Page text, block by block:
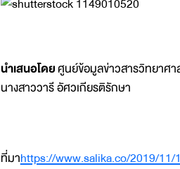
นำเสนอโดยศูนย์ข้อมูลข่าวสารวิทยาศ
นางสาววารี อัศวเกียรติรักษา
ที่มาhttps://www.salika.co/2019/